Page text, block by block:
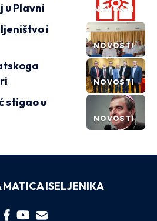
NOVOSTI
u Plavni
NOVOSTI
i
NOVOSTI
NOVOSTI
stigao u
MATICA ISELJENIKA